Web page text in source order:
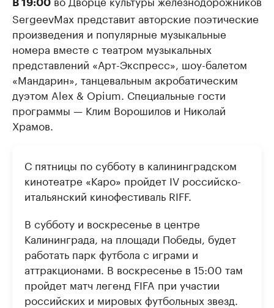
В 19:00
SergeevMax представит авторские поэтические
произведения и популярные музыкальные
номера вместе с театром музыкальных
представлений «Арт-Экспресс», шоу-балетом
«Мандарин», танцевальным акробатическим
дуэтом Alex & Opium. Специальные гости
программы — Клим Ворошилов и Николай
Храмов.
С пятницы по субботу в калининградском
кинотеатре «Каро» пройдет IV российско-
итальянский кинофестиваль RIFF.
В субботу и воскресенье в центре
Калининграда, на площади Победы, будет
работать парк футбола с играми и
аттракционами. В воскресенье в 15:00 там
пройдет матч легенд FIFA при участии
российских и мировых футбольных звезд.